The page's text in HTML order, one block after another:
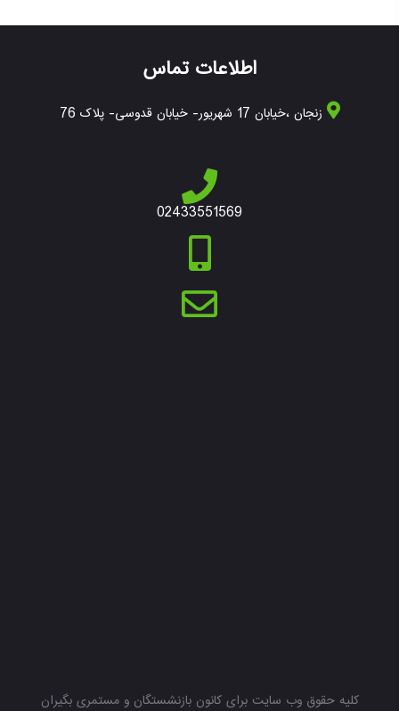
اطلاعات تماس
زنجان ،خیابان 17 شهریور- خیابان قدوسی- پلاک 76
02433551569
کلیه حقوق وب سایت برای کانون بازنشستگان و مستمری بگیران